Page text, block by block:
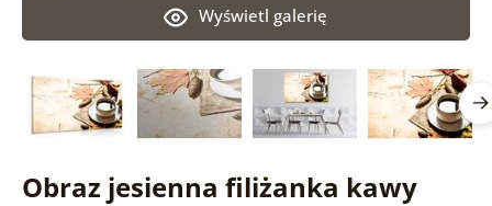
Obraz jesienna filiżanka kawy
Wyświetl galerię